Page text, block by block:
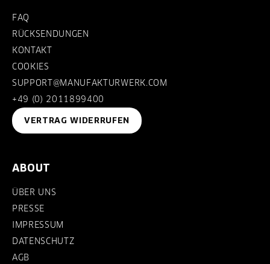
FAQ
RÜCKSENDUNGEN
KONTAKT
COOKIES
SUPPORT@MANUFAKTURWERK.COM
+49 (0) 2011899400
VERTRAG WIDERRUFEN
ABOUT
ÜBER UNS
PRESSE
IMPRESSUM
DATENSCHUTZ
AGB